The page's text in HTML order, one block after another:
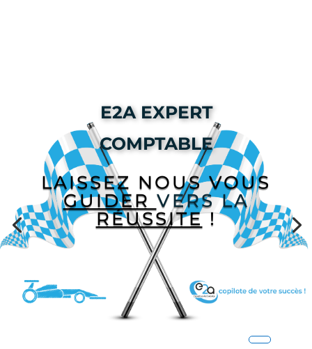
E2A EXPERT
COMPTABLE
LAISSEZ NOUS VOUS
GUIDER VERS LA
RÉUSSITE!